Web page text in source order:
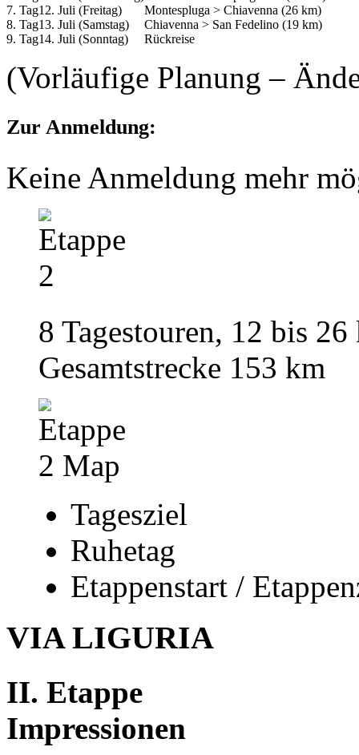
7. Tag12. Juli (Freitag)
Montespluga > Chiavenna (26 km)
8. Tag13. Juli (Samstag)
Chiavenna > San Fedelino (19 km)
9. Tag14. Juli (Sonntag) Rückreise
(Vorläufige Planung –
Zur Anmeldung:
Keine Anmeldung mehr
8 Tagestouren, 12 bis 26
Gesamtstrecke 153 km
Tagesziel
Ruhetag
Etappenstart /
VIA LIGURIA
II. Etappe
Impressionen